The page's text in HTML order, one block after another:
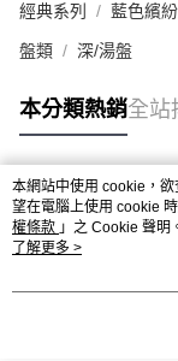
經典系列 藍色繽
盤類 深/湯盤
本分類熱銷全站
熱門標籤
本網站中使用 cookie，
望在電腦上使用 cookie
權條款 」之 Cookie 聲明
用條款之 Cookie 聲明使
了解更多 >